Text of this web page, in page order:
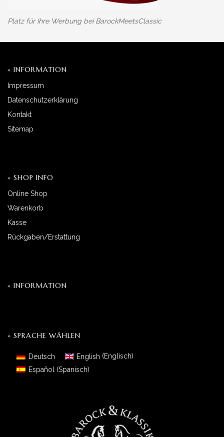
Platz für Ihre Werbung bei BarockMeetsClassic
» INFORMATION
Impressum
Datenschutzerklärung
Kontakt
Sitemap
» SHOP INFO
Online Shop
Warenkorb
Kasse
Rückgaben/Erstattung
» INFORMATION
» SPRACHE WÄHLEN
Deutsch English (Englisch)
Español
(Spanisch)